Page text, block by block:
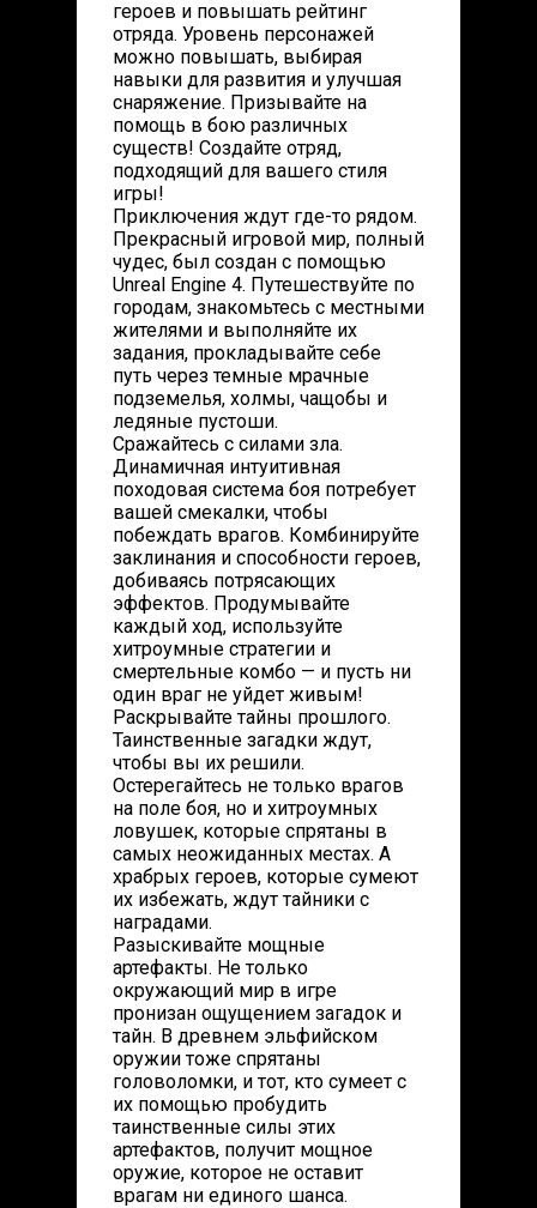
героев и повышать рейтинг
отряда. Уровень персонажей
можно повышать, выбирая
навыки для развития и улучшая
снаряжение. Призывайте на
помощь в бою различных
существ! Создайте отряд,
подходящий для вашего стиля
игры!
Приключения ждут где-то рядом.
Прекрасный игровой мир, полный
чудес, был создан с помощью
Unreal Engine 4. Путешествуйте по
городам, знакомьтесь с местными
жителями и выполняйте их
задания, прокладывайте себе
путь через темные мрачные
подземелья, холмы, чащобы и
ледяные пустоши.
Сражайтесь с силами зла.
Динамичная интуитивная
походовая система боя потребует
вашей смекалки, чтобы
побеждать врагов. Комбинируйте
заклинания и способности героев,
добиваясь потрясающих
эффектов. Продумывайте
каждый ход, используйте
хитроумные стратегии и
смертельные комбо — и пусть ни
один враг не уйдет живым!
Раскрывайте тайны прошлого.
Таинственные загадки ждут,
чтобы вы их решили.
Остерегайтесь не только врагов
на поле боя, но и хитроумных
ловушек, которые спрятаны в
самых неожиданных местах. А
храбрых героев, которые сумеют
их избежать, ждут тайники с
наградами.
Разыскивайте мощные
артефакты. Не только
окружающий мир в игре
пронизан ощущением загадок и
тайн. В древнем эльфийском
оружии тоже спрятаны
головоломки, и тот, кто сумеет с
их помощью пробудить
таинственные силы этих
артефактов, получит мощное
оружие, которое не оставит
врагам ни единого шанса.